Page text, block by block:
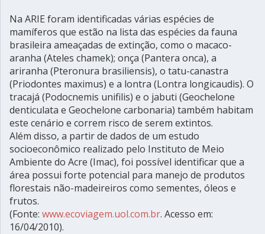
Na ARIE foram identificadas várias espécies de
mamíferos que estão na lista das espécies da fauna
brasileira ameaçadas de extinção, como o macaco-
aranha (Ateles chamek); onça (Pantera onca), a
ariranha (Pteronura brasiliensis), o tatu-canastra
(Priodontes maximus) e a lontra (Lontra longicaudis). O
tracajá (Podocnemis unifilis) e o jabuti (Geochelone
denticulata e Geochelone carbonaria) também habitam
este cenário e correm risco de serem extintos.
Além disso, a partir de dados de um estudo
socioeconômico realizado pelo Instituto de Meio
Ambiente do Acre (Imac), foi possível identificar que a
área possui forte potencial para manejo de produtos
florestais não-madeireiros como sementes, óleos e
frutos.
(Fonte: www.ecoviagem.uol.com.br. Acesso em:
16/04/2010).